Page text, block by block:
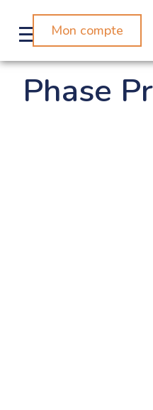
Mon compte
Phase